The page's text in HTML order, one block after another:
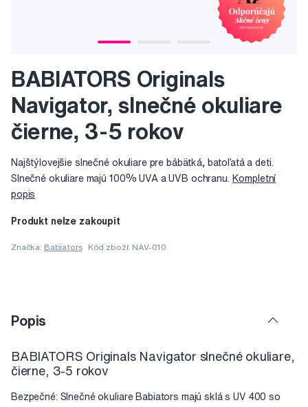
BABIATORS Originals
Navigator, slnečné okuliare
čierne, 3-5 rokov
Najštýlovejšie slnečné okuliare pre bábätká, batoľatá a deti.
Slnečné okuliare majú 100% UVA a UVB ochranu. Kompletní
popis
Produkt nelze zakoupit
Značka: Babiators Kód zboží: NAV-010
Popis
BABIATORS Originals Navigator slnečné okuliare,
čierne, 3-5 rokov
Bezpečné: Slnečné okuliare Babiators majú sklá s UV 400 so